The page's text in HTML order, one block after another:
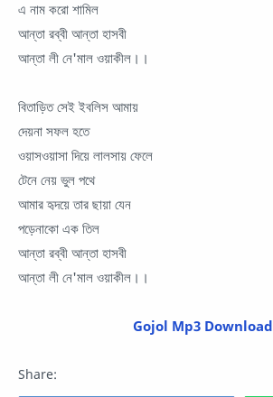
এ নাম করো শামিল
আন্তা রব্বী আন্তা হাসবী
আন্তা লী নে'মাল ওয়াকীল।।
বিতাড়িত সেই ইবলিস আমায়
দেয়না সফল হতে
ওয়াসওয়াসা দিয়ে লালসায় ফেলে
টেনে নেয় ভুল পথে
আমার হৃদয়ে তার ছায়া যেন
পড়েনাকো এক তিল
আন্তা রব্বী আন্তা হাসবী
আন্তা লী নে'মাল ওয়াকীল।।
Gojol Mp3 Download